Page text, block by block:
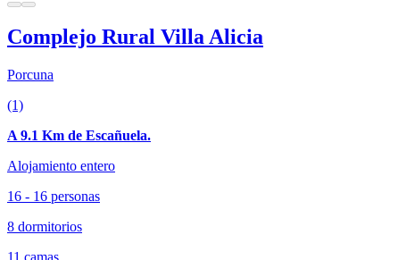
Complejo Rural Villa Alicia
Porcuna
(1)
A 9.1 Km de Escañuela.
Alojamiento entero
16 - 16 personas
8 dormitorios